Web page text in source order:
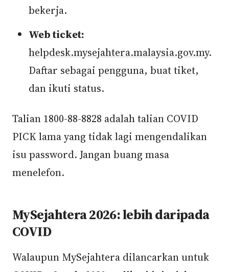
bekerja.
Web ticket:
helpdesk.mysejahtera.malaysia.gov.my.
Daftar sebagai pengguna, buat tiket,
dan ikuti status.
Talian 1800-88-8828 adalah talian COVID
PICK lama yang tidak lagi mengendalikan
isu password. Jangan buang masa
menelefon.
MySejahtera 2026: lebih daripada
COVID
Walaupun MySejahtera dilancarkan untuk